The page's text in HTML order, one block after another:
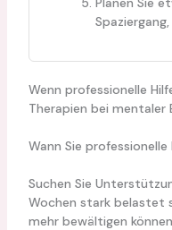
Wenn professionelle
Therapien bei mentaler
Wann Sie
Suchen Sie
Wochen stark belastet
mehr bewältigen